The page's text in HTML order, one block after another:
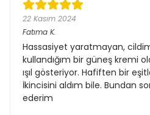
22 Kasım 2024
Fatıma K.
Hassasiyet yaratmayan,
kullandığım bir güneş kremi
ışıl gösteriyor. Hafiften bir
İkincisini aldım bile. Bundan
ederim